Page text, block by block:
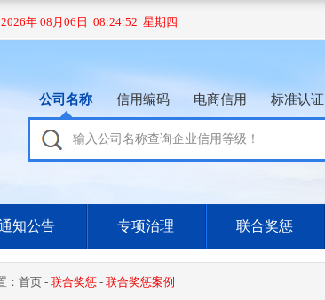
2026年 08月06日 08:24:53 星期四
公司名称 信用编码 电商信用 标准认证
知公告 专项治理 联合奖惩
： 首页 - 联合奖惩 - 联合奖惩案例